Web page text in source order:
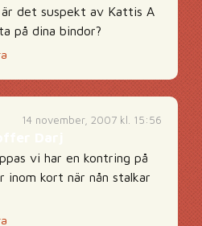
det suspekt av Kattis A
på dina bindor?
14 november, 2007 kl. 15:56
vi har en kontring på
inom kort när nån stalkar